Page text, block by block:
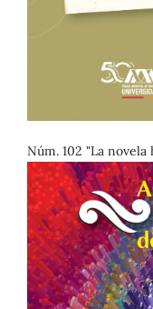
Núm. 102 "La